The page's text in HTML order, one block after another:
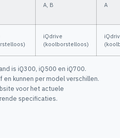
A, B A
iQdrive
(koolborstelloos)
is iQ300, iQ500 en iQ700.
en kunnen per model verschillen.
voor het actuele
specificaties.